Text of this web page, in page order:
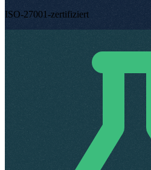
ISO-27001-zertifiziert